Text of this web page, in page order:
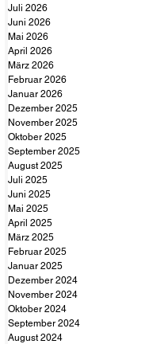
Juli 2026
Juni 2026
Mai 2026
April 2026
März 2026
Februar 2026
Januar 2026
Dezember 2025
November 2025
Oktober 2025
September 2025
August 2025
Juli 2025
Juni 2025
Mai 2025
April 2025
März 2025
Februar 2025
Januar 2025
Dezember 2024
November 2024
Oktober 2024
September 2024
August 2024